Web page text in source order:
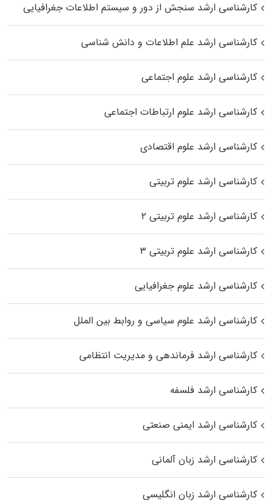
کارشناسی ارشد سنجش از دور و سیستم اطلاعات جغرافیایی
کارشناسی ارشد علم اطلاعات و دانش شناسی
کارشناسی ارشد علوم اجتماعی
کارشناسی ارشد علوم ارتباطات اجتماعی
کارشناسی ارشد علوم اقتصادی
کارشناسی ارشد علوم تربیتی
کارشناسی ارشد علوم تربیتی ۲
کارشناسی ارشد علوم تربیتی ۳
کارشناسی ارشد علوم جغرافیایی
کارشناسی ارشد علوم سیاسی و روابط بین الملل
کارشناسی ارشد فرماندهی و مدیریت انتظامی
کارشناسی ارشد فلسفه
کارشناسی ارشد ایمنی صنعتی
کارشناسی ارشد زبان آلمانی
کارشناسی ارشد زبان انگلیسی